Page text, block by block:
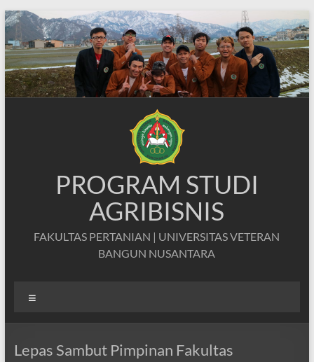
Skip
to
content
PROGRAM STUDI
AGRIBISNIS
FAKULTAS PERTANIAN | UNIVERSITAS VETERAN
BANGUN NUSANTARA
Lepas Sambut Pimpinan Fakultas